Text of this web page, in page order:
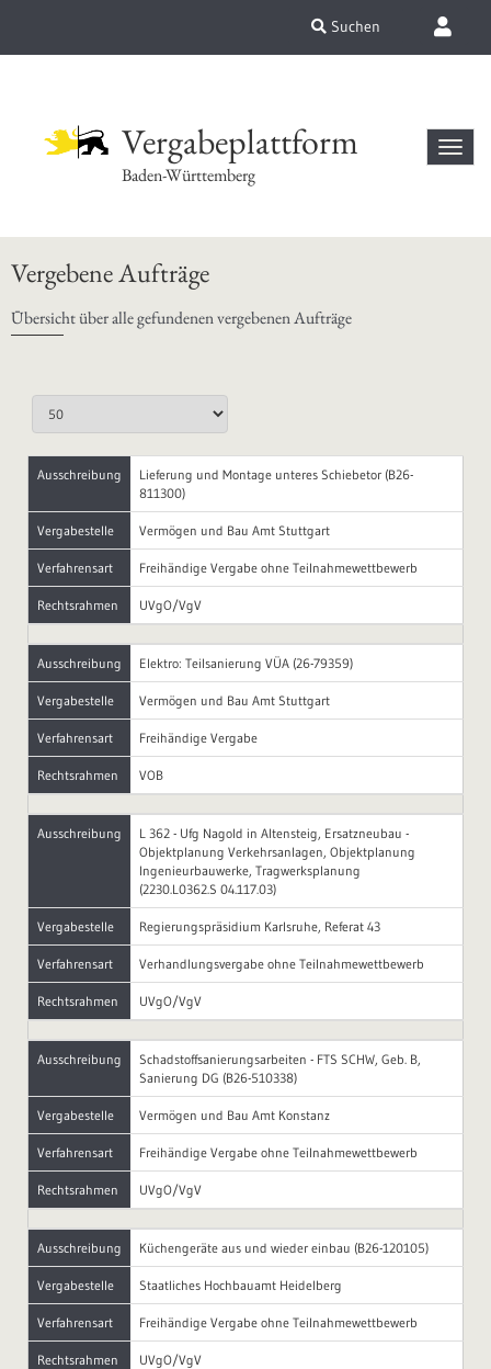
Suchen
Vergabeplattform
Baden-Württemberg
Vergebene Aufträge
Übersicht über alle gefundenen vergebenen Aufträge
Ausschreibung
Lieferung und Montage unteres Schiebetor (B26-
811300)
Vergabestelle Vermögen und Bau Amt Stuttgart
Verfahrensart Freihändige Vergabe ohne Teilnahmewettbewerb
Rechtsrahmen UVgO/VgV
Ausschreibung Elektro: Teilsanierung VÜA (26-79359)
Vergabestelle Vermögen und Bau Amt Stuttgart
Verfahrensart Freihändige Vergabe
Rechtsrahmen VOB
Ausschreibung
L 362 - Ufg Nagold in Altensteig, Ersatzneubau -
Objektplanung Verkehrsanlagen, Objektplanung
Ingenieurbauwerke, Tragwerksplanung
(2230.L0362.S 04.117.03)
Vergabestelle Regierungspräsidium Karlsruhe, Referat 43
Verfahrensart Verhandlungsvergabe ohne Teilnahmewettbewerb
Rechtsrahmen UVgO/VgV
Ausschreibung
Schadstoffsanierungsarbeiten - FTS SCHW, Geb. B,
Sanierung DG (B26-510338)
Vergabestelle Vermögen und Bau Amt Konstanz
Verfahrensart Freihändige Vergabe ohne Teilnahmewettbewerb
Rechtsrahmen UVgO/VgV
Ausschreibung Küchengeräte aus und wieder einbau (B26-120105)
Vergabestelle Staatliches Hochbauamt Heidelberg
Verfahrensart Freihändige Vergabe ohne Teilnahmewettbewerb
Rechtsrahmen UVgO/VgV